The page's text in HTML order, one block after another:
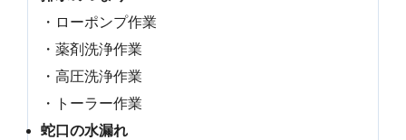
・ローポンプ作業
・薬剤洗浄作業
・高圧洗浄作業
・トーラー作業
蛇口の水漏れ